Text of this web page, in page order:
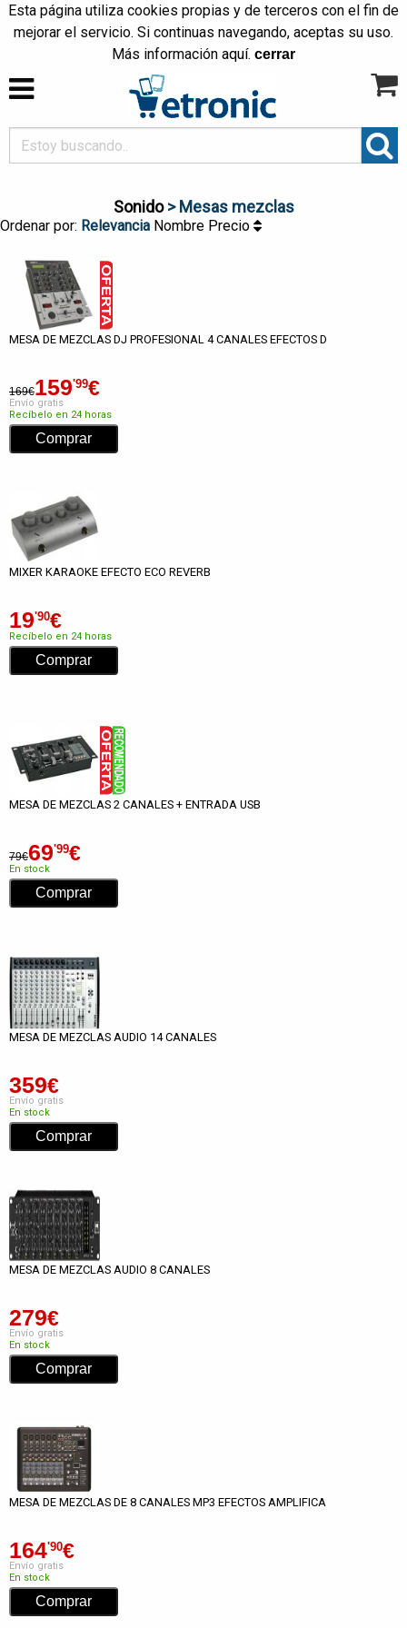
Esta página utiliza cookies propias y de terceros con el fin de
mejorar el servicio. Si continuas navegando, aceptas su uso.
Más información aquí. cerrar
Sonido> Mesas mezclas
Ordenar por: Relevancia Nombre Precio
MESA DE MEZCLAS DJ PROFESIONAL 4 CANALES EFECTOS D
169€159'99€
Envío gratis
Recíbelo en 24 horas
MIXER KARAOKE EFECTO ECO REVERB
19'90€
Recíbelo en 24 horas
MESA DE MEZCLAS 2 CANALES + ENTRADA USB
79€69'99€
En stock
MESA DE MEZCLAS AUDIO 14 CANALES
359€
Envío gratis
En stock
MESA DE MEZCLAS AUDIO 8 CANALES
279€
Envío gratis
En stock
MESA DE MEZCLAS DE 8 CANALES MP3 EFECTOS AMPLIFICA
164'90€
Envío gratis
En stock